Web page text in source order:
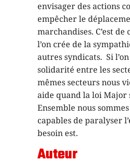
envisager des actions
empêcher le
marchandises. C’est de
l’on crée de la
autres syndicats. Si
solidarité entre les
mêmes secteurs nous
aide quand la loi Major
Ensemble nous
capables de paralyser
besoin est.
Auteur